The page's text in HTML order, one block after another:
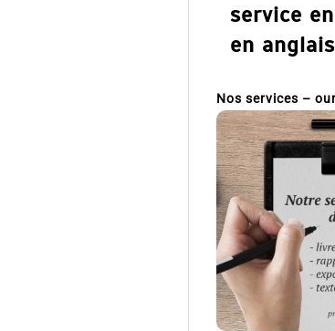
service
en anglais
Nos services –